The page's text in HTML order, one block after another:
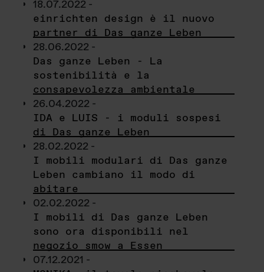
18.07.2022 -
einrichten design è il nuovo
partner di Das ganze Leben
28.06.2022 -
Das ganze Leben - La
sostenibilità e la
consapevolezza ambientale
26.04.2022 -
IDA e LUIS - i moduli sospesi
di Das ganze Leben
28.02.2022 -
I mobili modulari di Das ganze
Leben cambiano il modo di
abitare
02.02.2022 -
I mobili di Das ganze Leben
sono ora disponibili nel
negozio smow a Essen
07.12.2021 -